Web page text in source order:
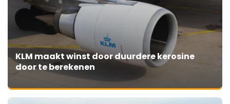
KLM maakt winst door duurdere kerosine
door te berekenen